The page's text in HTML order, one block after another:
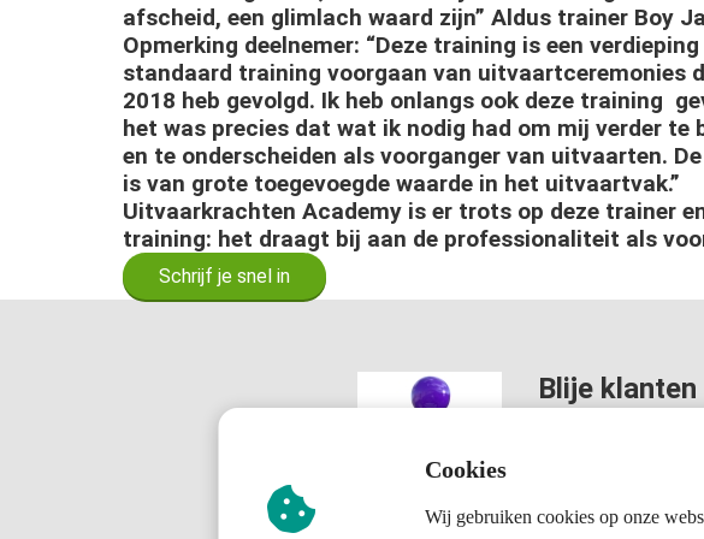
afscheid, een glimlach waard zijn” Aldus trainer Boy
Opmerking deelnemer: “Deze training is een verdieping
standaard training voorgaan van uitvaartceremonies
2018 heb gevolgd. Ik heb onlangs ook deze training
het was precies dat wat ik nodig had om mij verder te
en te onderscheiden als voorganger van uitvaarten.
is van grote toegevoegde waarde in het uitvaartvak.”
Uitvaarkrachten Academy is er trots op deze trainer
training: het draagt bij aan de professionaliteit als
Schrijf je snel in
Blije klanten
toepassen” –
vak en heb al
Cookies
Wij gebruiken cookies op onze